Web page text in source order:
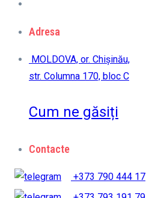
Adresa
MOLDOVA, or. Chișinău,
str. Columna 170, bloc C
Cum ne găsiți
Contacte
+373 790 444 17